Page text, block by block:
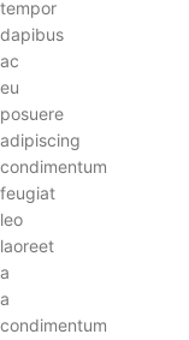
tempor
dapibus
ac
eu
posuere
adipiscing
condimentum
feugiat
leo
laoreet
a
a
condimentum